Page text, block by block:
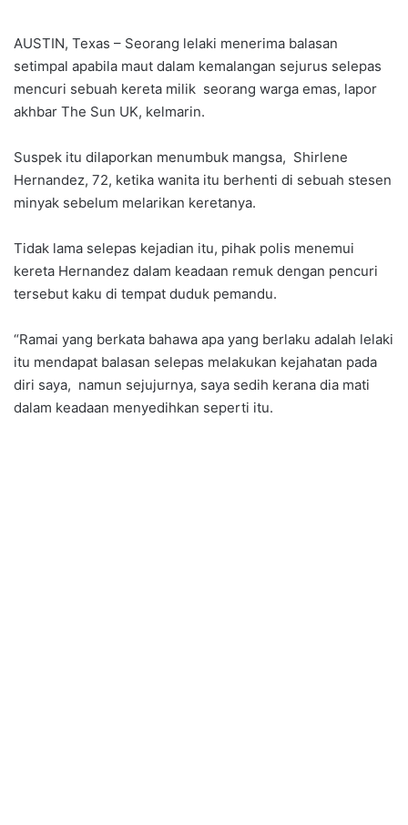
AUSTIN, Texas – Seorang lelaki menerima balasan
setimpal apabila maut dalam kemalangan sejurus selepas
mencuri sebuah kereta milik seorang warga emas, lapor
akhbar The Sun UK, kelmarin.
Suspek itu dilaporkan menumbuk mangsa, Shirlene
Hernandez, 72, ketika wanita itu berhenti di sebuah stesen
minyak sebelum melarikan keretanya.
Tidak lama selepas kejadian itu, pihak polis menemui
kereta Hernandez dalam keadaan remuk dengan pencuri
tersebut kaku di tempat duduk pemandu.
“Ramai yang berkata bahawa apa yang berlaku adalah lelaki
itu mendapat balasan selepas melakukan kejahatan pada
diri saya, namun sejujurnya, saya sedih kerana dia mati
dalam keadaan menyedihkan seperti itu.